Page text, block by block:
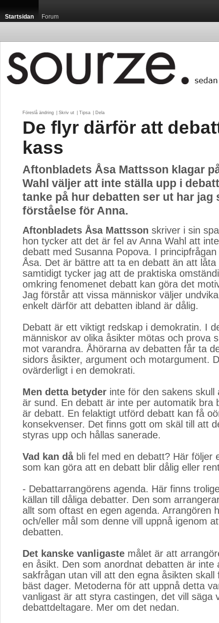
Startsidan Forum
Föreslå ändring Skriv ut Tipsa Dela
De flyr därför att
kass
Aftonbladets Åsa Mattsson klagar
Wahl väljer att inte ställa upp i
tanke på hur debatten ser ut har jag
förståelse för Anna.
Aftonbladets Åsa Mattsson skriver i sin
hon tycker att det är fel av Anna Wahl att
debatt med Susanna Popova. I
Åsa. Det är bättre att ta en debatt än att låta
samtidigt tycker jag att de praktiska
omkring fenomenet debatt kan göra det
Jag förstår att vissa människor väljer
enkelt därför att debatten ibland är dålig.
Debatt är ett viktigt redskap i demokratin. I
människor av olika åsikter mötas och prova
mot varandra. Åhörarna av debatten får ta
sidors åsikter, argument och motargument.
ovärderligt i en demokrati.
Men detta betyder inte för den sakens skull
är sund. En debatt är inte per automatik bra
är debatt. En felaktigt utförd debatt kan få
konsekvenser. Det finns gott om skäl till att
styras upp och hållas sanerade.
Vad kan dåbli fel med en debatt? Här följer
som kan göra att en debatt blir dålig eller
- Debattarrangörens agenda. Här finns
källan till dåliga debatter. Den som
allt som oftast en egen agenda. Arrangören
och/eller mål som denne vill uppnå igenom
debatten.
Det kanske vanligaste målet är att
en åsikt. Den som anordnat debatten är inte
sakfrågan utan vill att den egna åsikten skall
bäst dager. Metoderna för att uppnå detta
vanligast är att styra castingen, det vill säga
debattdeltagare. Mer om det nedan.